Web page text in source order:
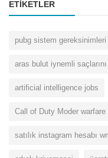
ETIKETLER
pubg sistem gereksinimleri
aras bulut iynemli
artificial intelligence jobs
Call of Duty Moder
satılık instagram hesabı